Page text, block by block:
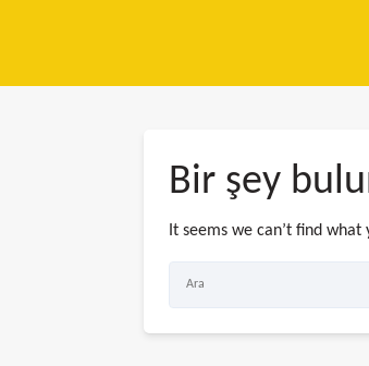
Bir şey
It seems we can’t find